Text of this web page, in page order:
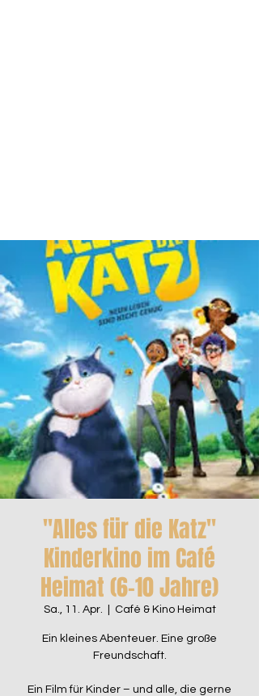
"Alles für die Katz"
Kinderkino im Café
Heimat (6–10 Jahre)
Sa., 11. Apr. Café & Kino Heimat
Ein kleines Abenteuer. Eine große
Freundschaft.
Ein Film für Kinder – und alle, die gerne